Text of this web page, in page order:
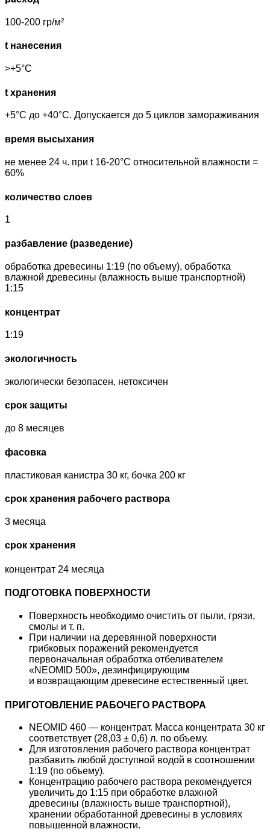
100-200 гр/м²
t нанесения
>+5°С
t хранения
+5°С до +40°С. Допускается до 5 циклов замораживания
время высыхания
не менее 24 ч. при t 16-20°С относительной влажности =
60%
количество слоев
1
разбавление (разведение)
обработка древесины 1:19 (по объему), обработка
влажной древесины (влажность выше транспортной)
1:15
концентрат
1:19
экологичность
экологически безопасен, нетоксичен
срок защиты
до 8 месяцев
фасовка
пластиковая канистра 30 кг, бочка 200 кг
срок хранения рабочего раствора
3 месяца
срок хранения
концентрат 24 месяца
ПОДГОТОВКА ПОВЕРХНОСТИ
Поверхность необходимо очистить от пыли, грязи,
смолы и т. п.
При наличии на деревянной поверхности
грибковых поражений рекомендуется
первоначальная обработка отбеливателем
«NEOMID 500», дезинфицирующим
и возвращающим древесине естественный цвет.
ПРИГОТОВЛЕНИЕ РАБОЧЕГО РАСТВОРА
NEOMID 460 — концентрат. Масса концентрата 30 кг
соответствует (28,03 ± 0,6) л. по объему.
Для изготовления рабочего раствора концентрат
разбавить любой доступной водой в соотношении
1:19 (по объему).
Концентрацию рабочего раствора рекомендуется
увеличить до 1:15 при обработке влажной
древесины (влажность выше транспортной),
хранении обработанной древесины в условиях
повышенной влажности.